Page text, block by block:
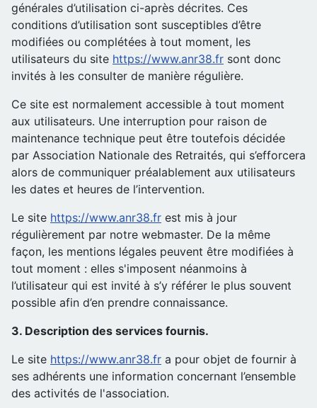
générales d’utilisation ci-après décrites. Ces
conditions d’utilisation sont susceptibles d’être
modifiées ou complétées à tout moment, les
utilisateurs du site https://www.anr38.fr sont donc
invités à les consulter de manière régulière.
Ce site est normalement accessible à tout moment
aux utilisateurs. Une interruption pour raison de
maintenance technique peut être toutefois décidée
par Association Nationale des Retraités, qui s’efforcera
alors de communiquer préalablement aux utilisateurs
les dates et heures de l’intervention.
Le site https://www.anr38.fr est mis à jour
régulièrement par notre webmaster. De la même
façon, les mentions légales peuvent être modifiées à
tout moment : elles s'imposent néanmoins à
l’utilisateur qui est invité à s’y référer le plus souvent
possible afin d’en prendre connaissance.
3. Description des services fournis.
Le site https://www.anr38.fr a pour objet de fournir à
ses adhérents une information concernant l’ensemble
des activités de l'association.